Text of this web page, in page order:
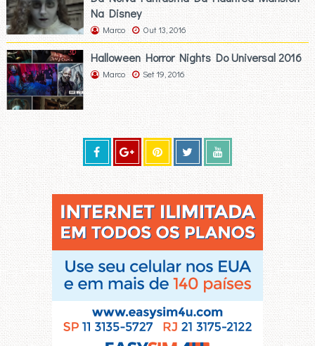
Na Disney
Marco Out 13, 2016
Halloween Horror Nights Do Universal 2016
Marco Set 19, 2016